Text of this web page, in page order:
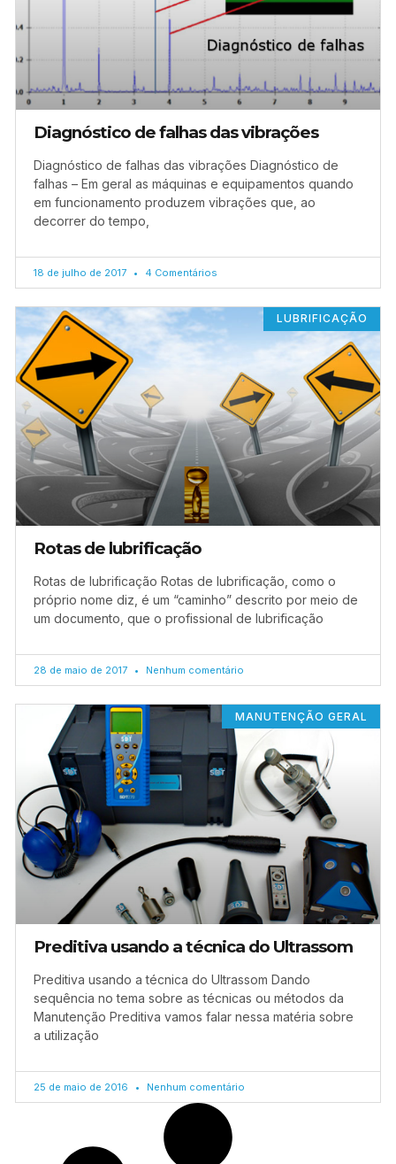
Diagnóstico de falhas das vibrações
Diagnóstico de falhas das vibrações Diagnóstico de
falhas – Em geral as máquinas e equipamentos quando
em funcionamento produzem vibrações que, ao
decorrer do tempo,
18 de julho de 2017 4 Comentários
LUBRIFICAÇÃO
Rotas de lubrificação
Rotas de lubrificação Rotas de lubrificação, como o
próprio nome diz, é um “caminho” descrito por meio de
um documento, que o profissional de lubrificação
28 de maio de 2017 Nenhum comentário
MANUTENÇÃO GERAL
Preditiva usando a técnica do Ultrassom
Preditiva usando a técnica do Ultrassom Dando
sequência no tema sobre as técnicas ou métodos da
Manutenção Preditiva vamos falar nessa matéria sobre
a utilização
25 de maio de 2016 Nenhum comentário